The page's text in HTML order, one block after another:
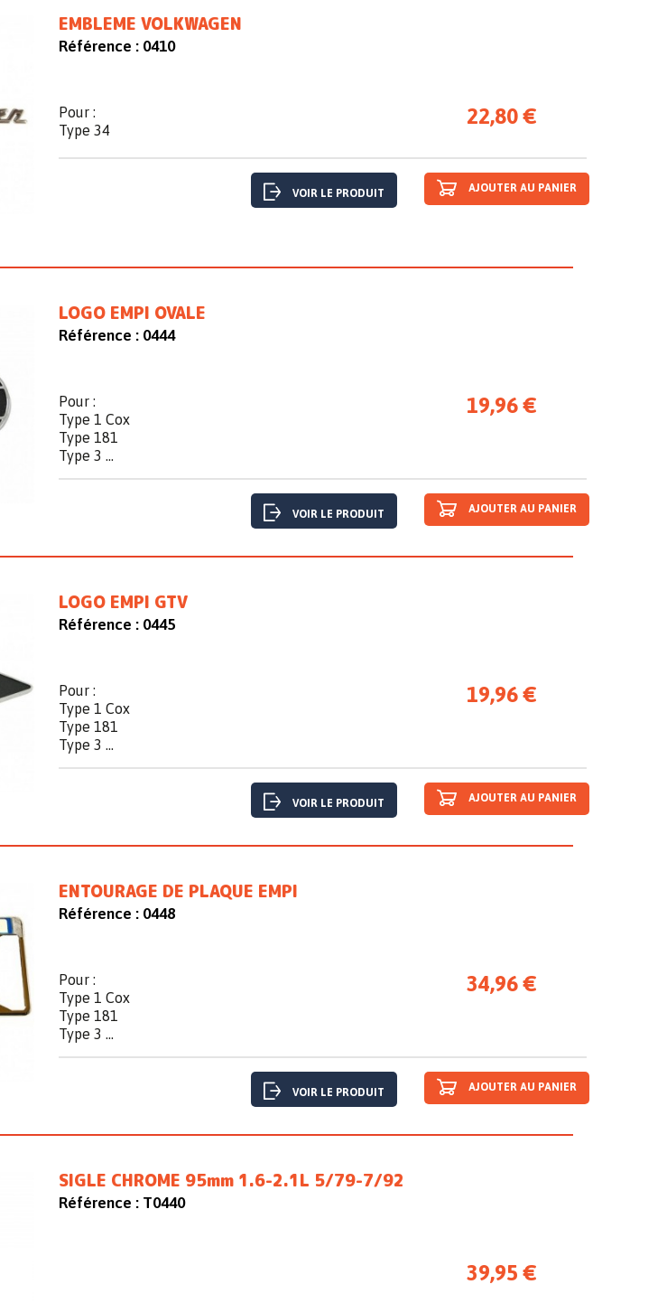
EMBLEME VOLKWAGEN
Référence : 0410
Pour :
Type 34
22,80 €
VOIR LE PRODUIT AJOUTER AU PANIER
LOGO EMPI OVALE
Référence : 0444
Pour :
Type 1 Cox
Type 181
Type 3 ...
19,96 €
VOIR LE PRODUIT AJOUTER AU PANIER
LOGO EMPI GTV
Référence : 0445
Pour :
Type 1 Cox
Type 181
Type 3 ...
19,96 €
VOIR LE PRODUIT AJOUTER AU PANIER
ENTOURAGE DE PLAQUE EMPI
Référence : 0448
Pour :
Type 1 Cox
Type 181
Type 3 ...
34,96 €
VOIR LE PRODUIT AJOUTER AU PANIER
SIGLE CHROME 95mm 1.6-2.1L 5/79-7/92
Référence : T0440
39,95 €